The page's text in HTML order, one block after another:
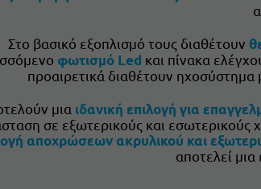
Στο βασικό εξοπλισμό τους διαθέτουν
φωτισμό Led και πίνακα
προαιρετικά διαθέτουν
μια ιδανική επιλογή για
σε εξωτερικούς και εσωτερικούς
αποχρώσεων ακρυλικού και
αποτελεί